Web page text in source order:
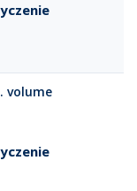
volume